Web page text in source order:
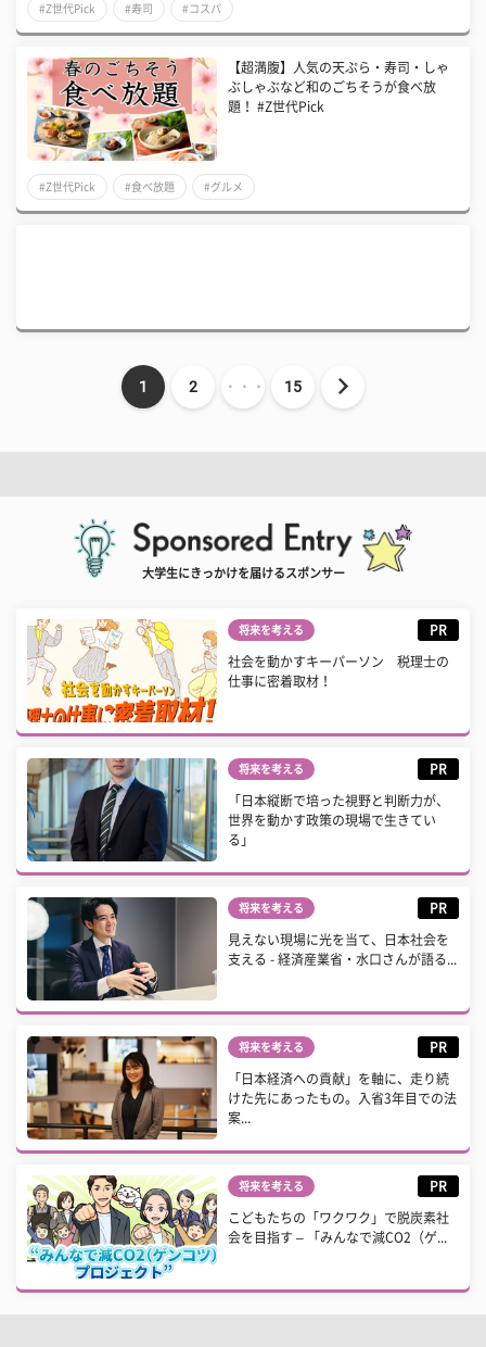
#Z世代Pick #寿司 #コスパ
【超満腹】人気の天ぷら・寿司・しゃ
ぶしゃぶなど和のごちそうが食べ放
題！ #Z世代Pick
#Z世代Pick #食べ放題 #グルメ
1 2 ・・・ 15
大学生にきっかけを届けるスポンサー
将来を考える PR
社会を動かすキーパーソン 税理士の
仕事に密着取材！
将来を考える PR
「日本縦断で培った視野と判断力が、
世界を動かす政策の現場で生きてい
る」
将来を考える PR
見えない現場に光を当て、日本社会を
支える - 経済産業省・水口さんが語る...
将来を考える PR
「日本経済への貢献」を軸に、走り続
けた先にあったもの。入省3年目での法
案...
将来を考える PR
こどもたちの「ワクワク」で脱炭素社
会を目指す – 「みんなで減CO2（ゲ...